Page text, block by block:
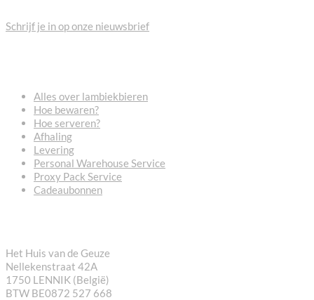
Schrijf je in op onze nieuwsbrief
Alles over lambiekbieren
Hoe bewaren?
Hoe serveren?
Afhaling
Levering
Personal Warehouse Service
Proxy Pack Service
Cadeaubonnen
Het Huis van de Geuze
Nellekenstraat 42A
1750 LENNIK (België)
BTW BE0872 527 668